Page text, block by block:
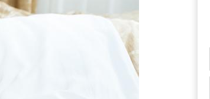
Grossesse et chaleur : ce
que dit la science